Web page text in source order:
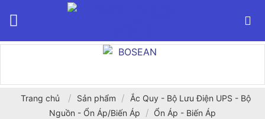
Trang chủ / Sản phẩm /
Ắc Quy - Bộ Lưu Điện UPS - Bộ
Nguồn - Ổn Áp/Biến Áp
/ Ổn Áp - Biến Áp